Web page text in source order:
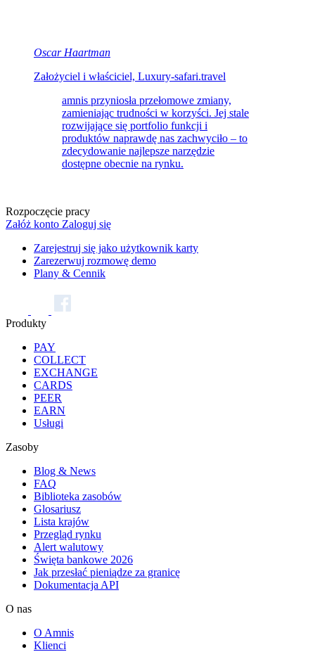
Oscar Haartman
Założyciel i właściciel, Luxury-safari.travel
amnis przyniosła przełomowe zmiany,
zamieniając trudności w korzyści. Jej stale
rozwijające się portfolio funkcji i
produktów naprawdę nas zachwyciło – to
zdecydowanie najlepsze narzędzie
dostępne obecnie na rynku.
Rozpoczęcie pracy
Załóż konto Zaloguj się
Zarejestruj się jako użytkownik karty
Zarezerwuj rozmowę demo
Plany & Cennik
Produkty
PAY
COLLECT
EXCHANGE
CARDS
PEER
EARN
Usługi
Zasoby
Blog & News
FAQ
Biblioteka zasobów
Glosariusz
Lista krajów
Przegląd rynku
Alert walutowy
Święta bankowe 2026
Jak przesłać pieniądze za granicę
Dokumentacja API
O nas
O Amnis
Klienci